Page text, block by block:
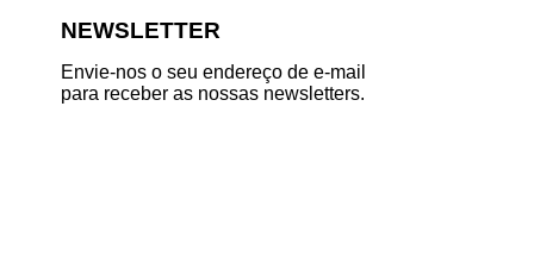
NEWSLETTER
Envie-nos o seu endereço de e-mail
para receber as nossas newsletters.